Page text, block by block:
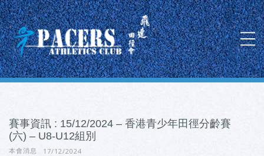
賽事資訊 : 15/12/2024 – 香港青少年田徑分齡賽
(六) – U8-U12組別
本會消息 17/12/2024